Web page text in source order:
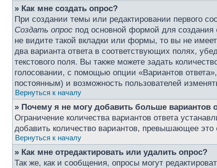
» Как мне создать опрос?
При создании темы или редактировании первого
Создать опрос под основной формой для
не видите такой вкладки или формы, то вы не
два варианта ответа в соответствующих полях,
текстового поля. Вы также можете задать
голосовании, с помощью опции «Вариантов
постоянным) и возможность пользователей
Вернуться к началу
» Почему я не могу добавить больше вариантов
Ограничение количества вариантов ответа
добавить количество вариантов, превышающее
Вернуться к началу
» Как мне отредактировать или удалить опрос?
Так же, как и сообщения, опросы могут